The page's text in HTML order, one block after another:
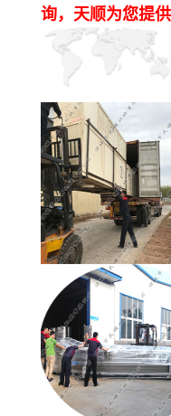
询，天顺为您提